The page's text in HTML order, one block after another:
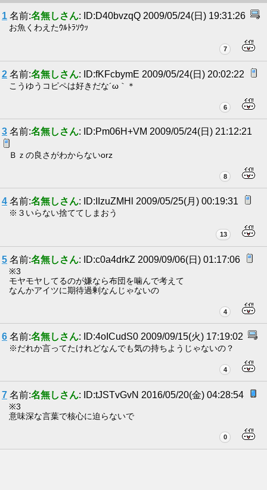
1 名前:名無しさん: ID:D40bvzqQ 2009/05/24(日) 19:31:26
お魚くわえたｳﾙﾄﾗｿｳｯ
7
2 名前:名無しさん: ID:fKFcbymE 2009/05/24(日) 20:02:22
こうゆうコピペは好きだな´ω｀＊
6
3 名前:名無しさん: ID:Pm06H+VM 2009/05/24(日) 21:12:21
Ｂｚの良さがわからないorz
8
4 名前:名無しさん: ID:IIzuZMHl 2009/05/25(月) 00:19:31
※３いらない捨ててしまおう
13
5 名前:名無しさん: ID:c0a4drkZ 2009/09/06(日) 01:17:06
※3
モヤモヤしてるのが嫌なら布団を噛んで考えて
なんかアイツに期待過剰なんじゃないの
4
6 名前:名無しさん: ID:4oICudS0 2009/09/15(火) 17:19:02
※だれか言ってたけれどなんでも気の持ちようじゃないの？
4
7 名前:名無しさん: ID:tJSTvGvN 2016/05/20(金) 04:28:54
※3
意味深な言葉で核心に迫らないで
0